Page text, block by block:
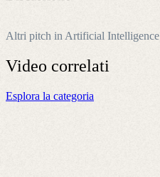
Altri pitch in Artificial Intelligence
Video correlati
Esplora la categoria